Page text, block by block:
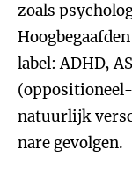
zoals
label: ADHD,
natuurlijk
nare gevolgen.